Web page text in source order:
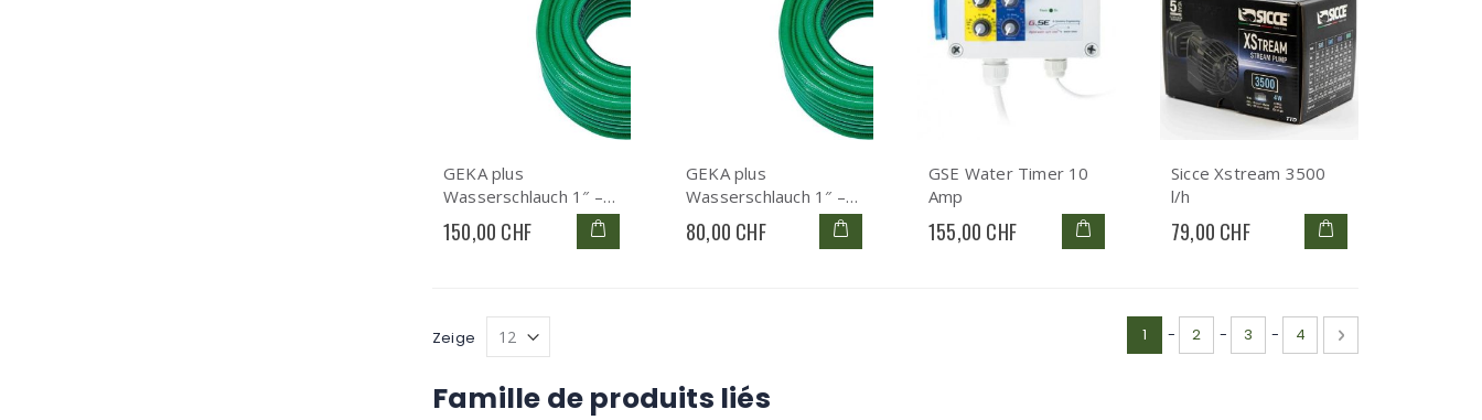
GEKA plus
Wasserschlauch 1″ –
25 mm, 50 m, PVC 5-
lagig, 14.0007.9
150,00 CHF
GEKA plus
Wasserschlauch 1″ –
25 mm, 25 m, PVC 5-
lagig, 14.0006.9
80,00 CHF
GSE Water Timer 10
Amp
155,00 CHF
Sicce Xstream 3500
l/h
79,00 CHF
Seite
Sie lesen gerade die Seite
1 - Seite
2 - Seite
3 - Seite
4 Seite
Weiter
Zeige
Famille de produits liés